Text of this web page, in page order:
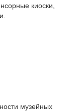
киоски,
музейных